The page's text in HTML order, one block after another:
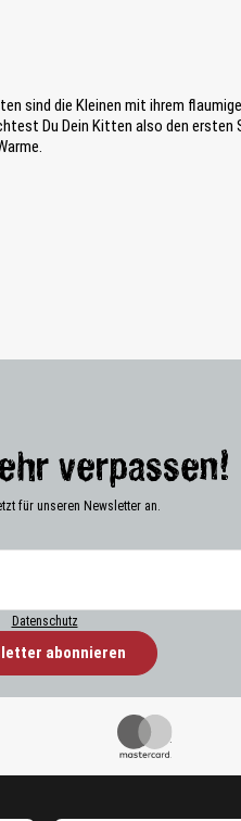
sind die Kleinen mit ihrem
Du Dein Kitten also den
verpassen!
für unseren Newsletter an.
Datenschutz
abonnieren